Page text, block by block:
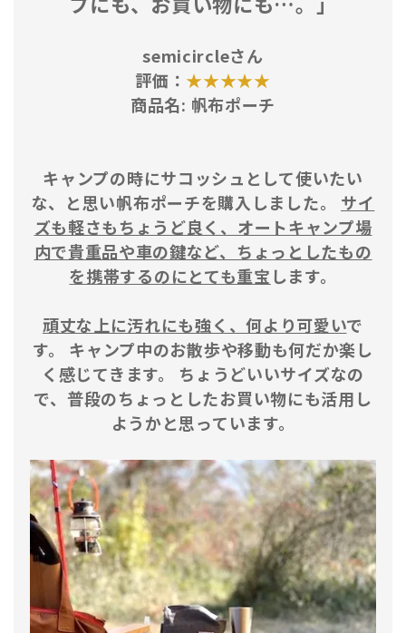
semicircleさん
評価： ★★★★★
商品名: 帆布ポーチ
キャンプの時にサコッシュとして使いたい
な、と思い帆布ポーチを購入しました。 サイ
ズも軽さもちょうど良く、オートキャンプ場
内で貴重品や車の鍵など、ちょっとしたもの
を携帯するのにとても重宝します。
頑丈な上に汚れにも強く、何より可愛いで
す。 キャンプ中のお散歩や移動も何だか楽し
く感じてきます。 ちょうどいいサイズなの
で、普段のちょっとしたお買い物にも活用し
ようかと思っています。